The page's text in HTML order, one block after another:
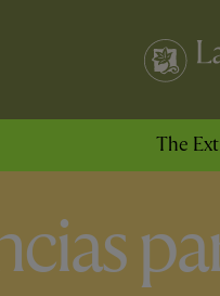
The